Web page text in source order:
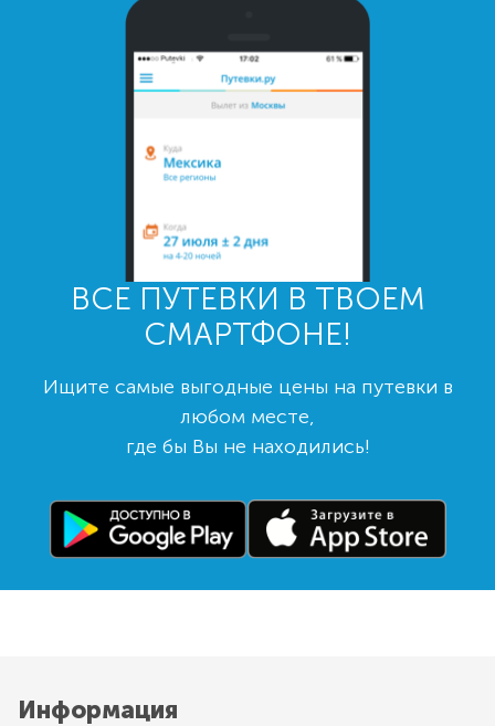
ВСЕ ПУТЕВКИ В ТВОЕМ
СМАРТФОНЕ!
Ищите самые выгодные цены на путевки в
любом месте,
где бы Вы не находились!
Информация